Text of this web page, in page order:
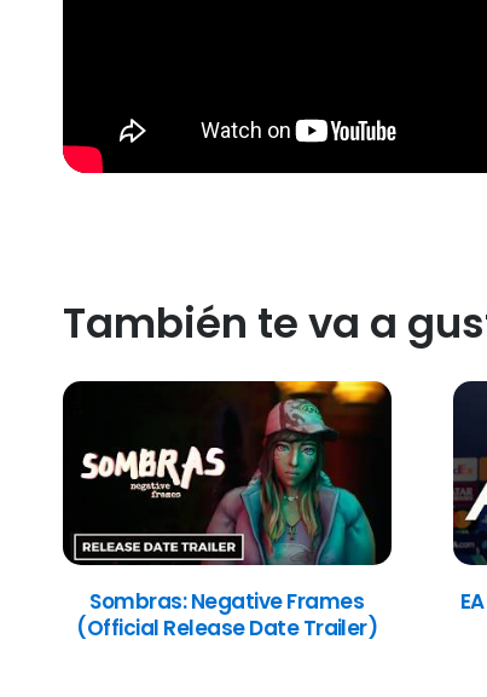
También te va a
Sombras: Negative Frames
(Official Release Date Trailer)